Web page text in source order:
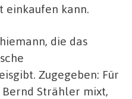
einkaufen kann.
die das
Zugegeben: Für
Strähler mixt,